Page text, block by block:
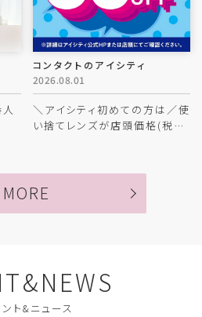
コンタクトのアイシティ
2026.08.01
＼アイシティ初めての方は／使
い捨てレンズが店頭価格(税抜)
MORE
ト&ニュース